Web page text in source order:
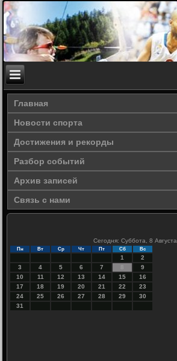
Главная
Новости спорта
Достижения и рекорды
Разбор событий
Архив записей
Связь с нами
Сегодня: Суббота, 8 Августа
Пн Вт Ср Чт Пт Сб Вс
1
2
3
4 5 6 7 8
9
10
11 12 13 14 15
16
17
18 19 20 21 22
23
24
25 26 27 28 29
30
31